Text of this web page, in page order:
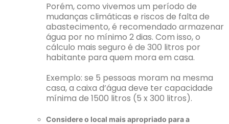
Porém, como vivemos um período de
mudanças climáticas e riscos de falta de
abastecimento, é recomendado armazenar
água por no mínimo 2 dias. Com isso, o
cálculo mais seguro é de 300 litros por
habitante para quem mora em casa.
Exemplo: se 5 pessoas moram na mesma
casa, a caixa d’água deve ter capacidade
mínima de 1500 litros (5 x 300 litros).
Considere o local mais apropriado para a